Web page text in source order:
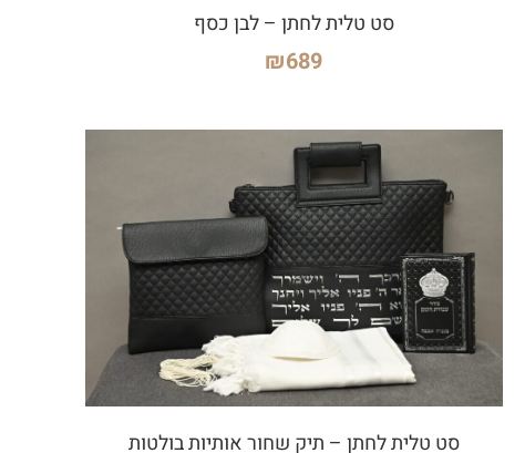
סט טלית לחתן – לבן כסף
₪689
סט טלית לחתן – תיק שחור אותיות בולטות